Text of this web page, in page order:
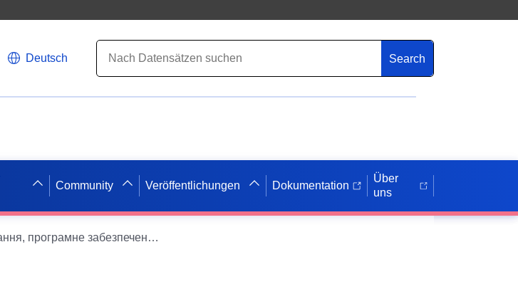
Deutsch Search
Community Veröffentlichungen Dokumentation
Über
uns
Інформація про отримане майно (обладнання, програмне забезпечення) у рамках міжнародної технічної допомоги